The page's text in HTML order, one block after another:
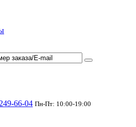
66-04 Пн-Пт: 10:00-19:00